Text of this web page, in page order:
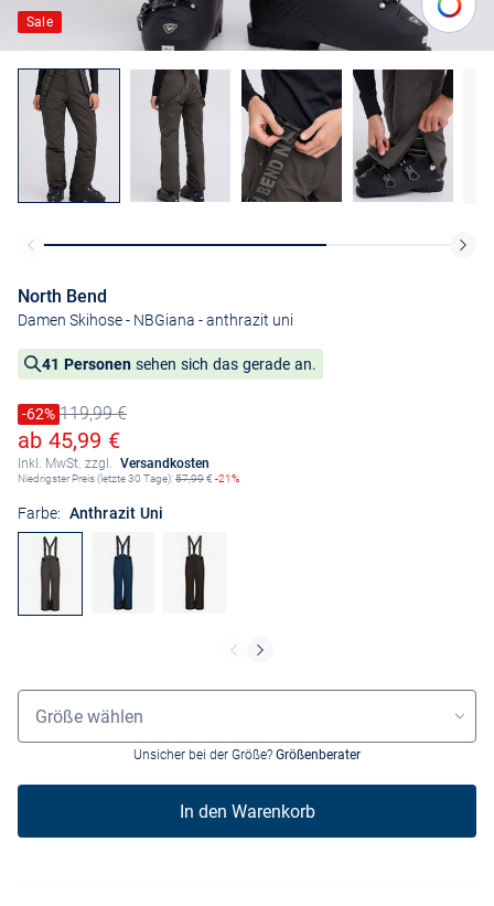
Sale
North Bend
Damen Skihose - NBGiana - anthrazit uni
41 Personen sehen sich das gerade an.
Preis reduziert um
-62%
Alter Preis119,99 €
Ermäßigter Preis
ab 45,99 €
Inkl. MwSt. zzgl. Versandkosten
Niedrigster Preis (letzte 30 Tage):57,99€ -21%
Farbe: Anthrazit Uni
Größenauswahl
Größe wählen
Unsicher bei der Größe? Größenberater
In den Warenkorb